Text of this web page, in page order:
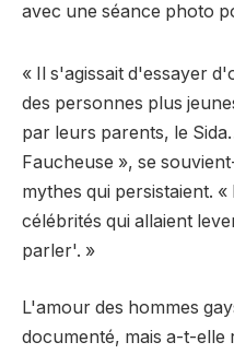
avec une séance photo
« Il s'agissait d'essayer
des personnes plus
par leurs parents, le
Faucheuse », se
mythes qui persistaient.
célébrités qui allaient
parler'. »
L'amour des hommes
documenté, mais a-t-elle